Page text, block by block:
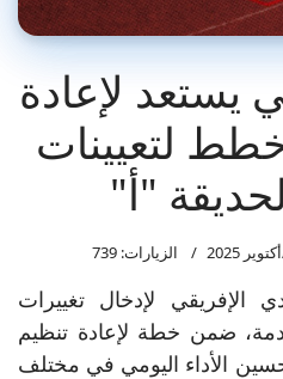
يستعد لإعادة
خطط لتعيينات
"أ"
الزيارات: 739
الإفريقي لإدخال تغييرات
ضمن خطة لإعادة تنظيم
الأداء اليومي في مختلف